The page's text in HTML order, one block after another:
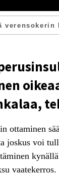
verensokerin
ottaminen
joskus voi